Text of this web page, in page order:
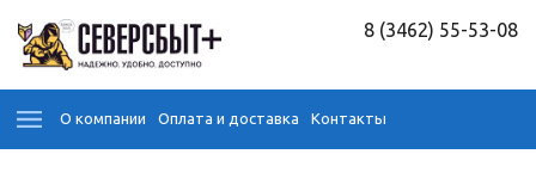
8 (3462) 55-53-08
О компании Оплата и доставка Контакты